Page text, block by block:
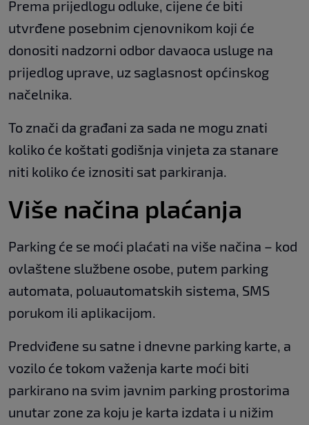
Prema prijedlogu odluke, cijene će biti
utvrđene posebnim cjenovnikom koji će
donositi nadzorni odbor davaoca usluge na
prijedlog uprave, uz saglasnost općinskog
načelnika.
To znači da građani za sada ne mogu znati
koliko će koštati godišnja vinjeta za stanare
niti koliko će iznositi sat parkiranja.
Više načina plaćanja
Parking će se moći plaćati na više načina – kod
ovlaštene službene osobe, putem parking
automata, poluautomatskih sistema, SMS
porukom ili aplikacijom.
Predviđene su satne i dnevne parking karte, a
vozilo će tokom važenja karte moći biti
parkirano na svim javnim parking prostorima
unutar zone za koju je karta izdata i u nižim